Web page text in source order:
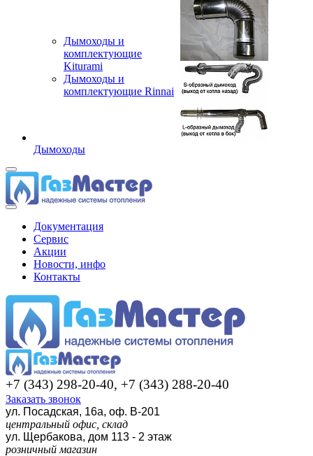
Дымоходы и
комплектующие
Kiturami
Дымоходы и
комплектующие Rinnai
Дымоходы
Документация
Сервис
Акции
Новости, инфо
Контакты
+7 (343) 298-20-40, +7 (343) 288-20-40
Заказать звонок
ул. Посадская, 16а, оф. В-201
центральный офис, склад
ул. Щербакова, дом 113 - 2 этаж
розничный магазин